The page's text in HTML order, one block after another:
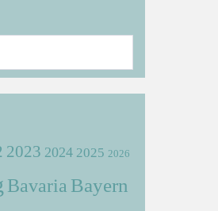
2023 2024 2025 2026
Bavaria Bayern